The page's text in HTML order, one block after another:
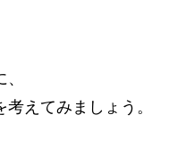
えてみましょう。